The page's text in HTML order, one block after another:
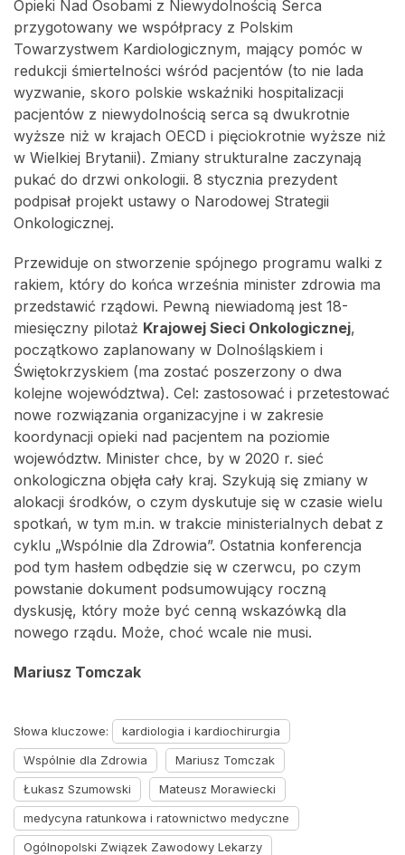
Opieki Nad Osobami z Niewydolnością Serca
przygotowany we współpracy z Polskim
Towarzystwem Kardiologicznym, mający pomóc w
redukcji śmiertelności wśród pacjentów (to nie lada
wyzwanie, skoro polskie wskaźniki hospitalizacji
pacjentów z niewydolnością serca są dwukrotnie
wyższe niż w krajach OECD i pięciokrotnie wyższe niż
w Wielkiej Brytanii). Zmiany strukturalne zaczynają
pukać do drzwi onkologii. 8 stycznia prezydent
podpisał projekt ustawy o Narodowej Strategii
Onkologicznej.
Przewiduje on stworzenie spójnego programu walki z
rakiem, który do końca września minister zdrowia ma
przedstawić rządowi. Pewną niewiadomą jest 18-
miesięczny pilotaż Krajowej Sieci Onkologicznej,
początkowo zaplanowany w Dolnośląskiem i
Świętokrzyskiem (ma zostać poszerzony o dwa
kolejne województwa). Cel: zastosować i przetestować
nowe rozwiązania organizacyjne i w zakresie
koordynacji opieki nad pacjentem na poziomie
województw. Minister chce, by w 2020 r. sieć
onkologiczna objęła cały kraj. Szykują się zmiany w
alokacji środków, o czym dyskutuje się w czasie wielu
spotkań, w tym m.in. w trakcie ministerialnych debat z
cyklu „Wspólnie dla Zdrowia”. Ostatnia konferencja
pod tym hasłem odbędzie się w czerwcu, po czym
powstanie dokument podsumowujący roczną
dyskusję, który może być cenną wskazówką dla
nowego rządu. Może, choć wcale nie musi.
Mariusz Tomczak
Słowa kluczowe:
kardiologia i kardiochirurgia
Wspólnie dla Zdrowia
Mariusz Tomczak
Łukasz Szumowski
Mateusz Morawiecki
medycyna ratunkowa i ratownictwo medyczne
Ogólnopolski Związek Zawodowy Lekarzy